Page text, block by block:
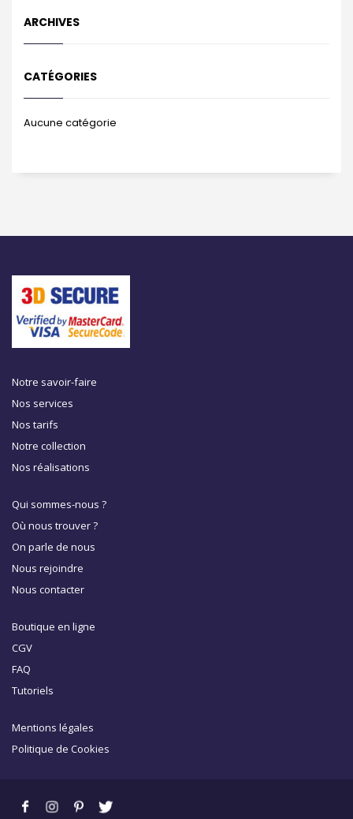
ARCHIVES
CATÉGORIES
Aucune catégorie
Notre savoir-faire
Nos services
Nos tarifs
Notre collection
Nos réalisations
Qui sommes-nous ?
Où nous trouver ?
On parle de nous
Nous rejoindre
Nous contacter
Boutique en ligne
CGV
FAQ
Tutoriels
Mentions légales
Politique de Cookies